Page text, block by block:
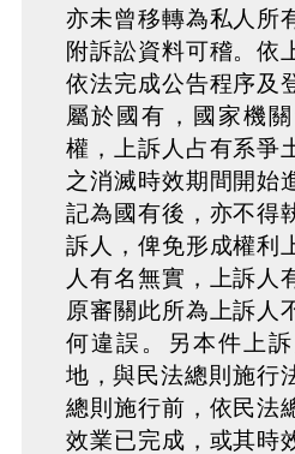
亦未曾移轉為私人所
附訴訟資料可稽。依
依法完成公告程序及
屬於國有，國家機
權，上訴人占有系爭
之消滅時效期間開始
記為國有後，亦不得
訴人，俾免形成權利
人有名無實，上訴人
原審關此所為上訴人
何違誤。另本件上
地，與民法總則施行
總則施行前，依民法
效業已完成，或其時